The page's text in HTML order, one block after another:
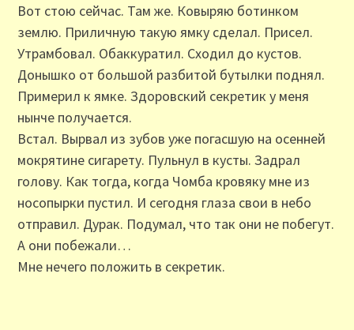
Вот стою сейчас. Там же. Ковыряю ботинком
землю. Приличную такую ямку сделал. Присел.
Утрамбовал. Обаккуратил. Сходил до кустов.
Донышко от большой разбитой бутылки поднял.
Примерил к ямке. Здоровский секретик у меня
нынче получается.
Встал. Вырвал из зубов уже погасшую на осенней
мокрятине сигарету. Пульнул в кусты. Задрал
голову. Как тогда, когда Чомба кровяку мне из
носопырки пустил. И сегодня глаза свои в небо
отправил. Дурак. Подумал, что так они не побегут.
А они побежали…
Мне нечего положить в секретик.